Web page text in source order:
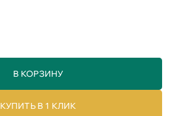
В КОРЗИНУ
КУПИТЬ В 1 КЛИК